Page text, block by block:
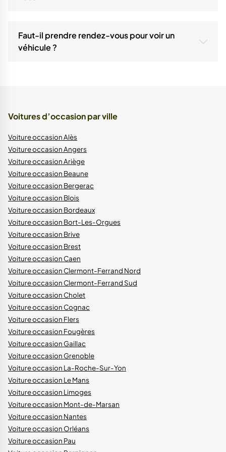
adaptées à votre budget : crédit auto, LOA et LLD. Tous les
moyens de paiement sont acceptés.
Faut-il prendre rendez-vous pour voir un
véhicule ?
Voitures d’occasion par ville
Voiture occasion Alès
Voiture occasion Angers
Voiture occasion Ariège
Voiture occasion Beaune
Voiture occasion Bergerac
Voiture occasion Blois
Voiture occasion Bordeaux
Voiture occasion Bort-Les-Orgues
Voiture occasion Brive
Voiture occasion Brest
Voiture occasion Caen
Voiture occasion Clermont-Ferrand Nord
Voiture occasion Clermont-Ferrand Sud
Voiture occasion Cholet
Voiture occasion Cognac
Voiture occasion Flers
Voiture occasion Fougères
Voiture occasion Gaillac
Voiture occasion Grenoble
Voiture occasion La-Roche-Sur-Yon
Voiture occasion Le Mans
Voiture occasion Limoges
Voiture occasion Mont-de-Marsan
Voiture occasion Nantes
Voiture occasion Orléans
Voiture occasion Pau